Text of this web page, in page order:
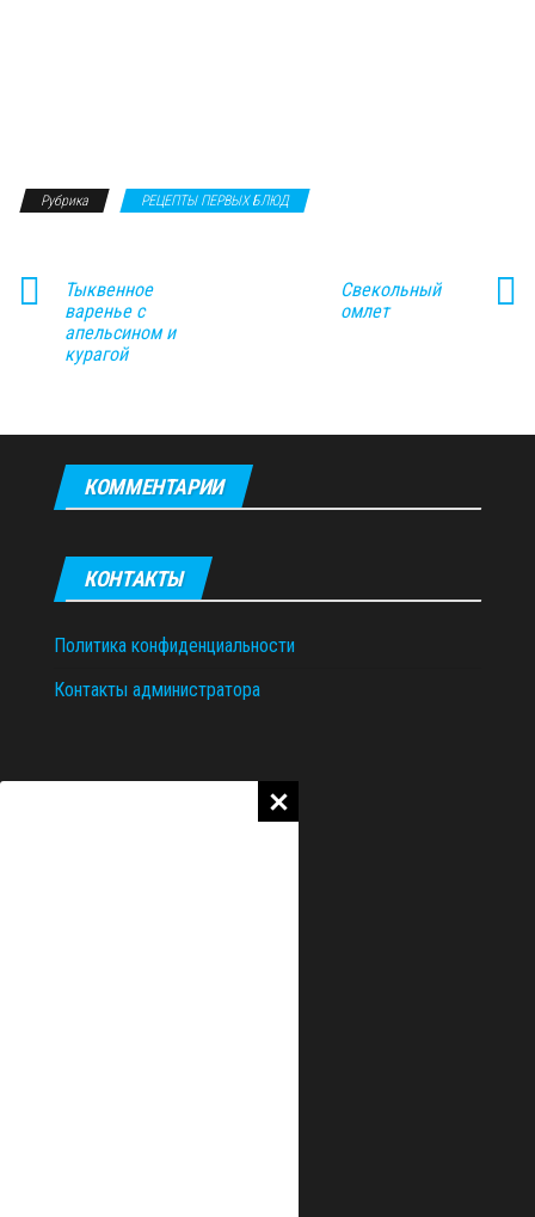
Рубрика РЕЦЕПТЫ ПЕРВЫХ БЛЮД
Тыквенное
варенье с
апельсином и
курагой
Свекольный
омлет
КОММЕНТАРИИ
КОНТАКТЫ
Политика конфиденциальности
Контакты администратора